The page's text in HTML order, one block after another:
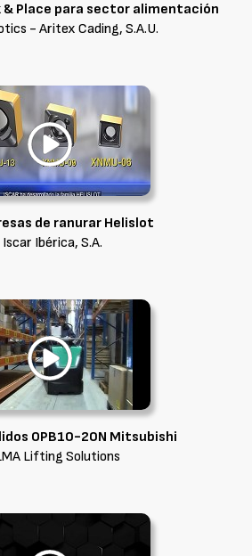
& Place para sector alimentación
- Aritex Cading, S.A.U.
de ranurar Helislot
Iscar Ibérica, S.A.
OPB10-20N Mitsubishi
Lifting Solutions